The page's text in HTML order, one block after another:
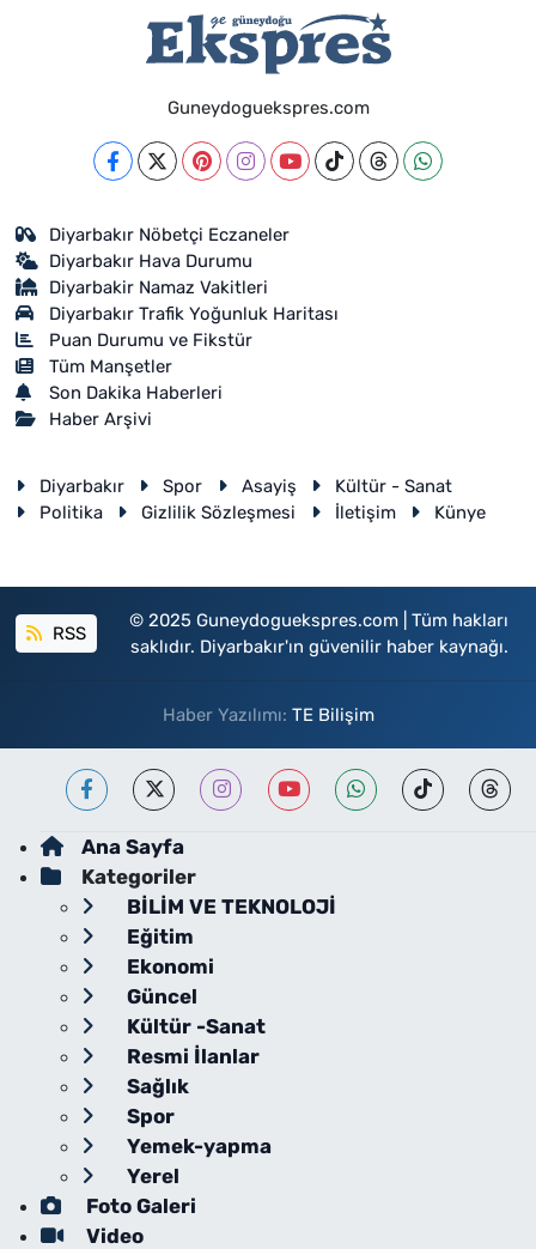
Guneydoguekspres.com
Diyarbakır Nöbetçi Eczaneler
Diyarbakır Hava Durumu
Diyarbakir Namaz Vakitleri
Diyarbakır Trafik Yoğunluk Haritası
Puan Durumu ve Fikstür
Tüm Manşetler
Son Dakika Haberleri
Haber Arşivi
Diyarbakır Spor Asayiş
Kültür - Sanat
Politika
Gizlilik Sözleşmesi İletişim Künye
RSS
© 2025 Guneydoguekspres.com | Tüm hakları
saklıdır. Diyarbakır'ın güvenilir haber kaynağı.
Haber Yazılımı: TE Bilişim
Ana Sayfa
Kategoriler
BİLİM VE TEKNOLOJİ
Eğitim
Ekonomi
Güncel
Kültür -Sanat
Resmi İlanlar
Sağlık
Spor
Yemek-yapma
Yerel
Foto Galeri
Video